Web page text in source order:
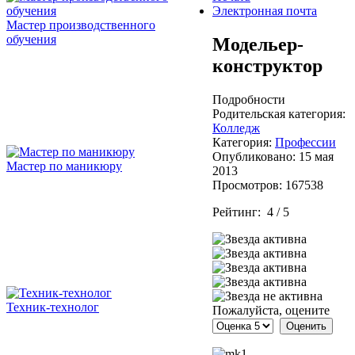
Мастер производственного
обучения
Мастер по маникюру
Техник-технолог
Электронная почта
Модельер-
конструктор
Подробности
Родительская категория:
Колледж
Категория: Профессии
Опубликовано: 15 мая
2013
Просмотров: 167538
Рейтинг: 4 / 5
Пожалуйста, оцените